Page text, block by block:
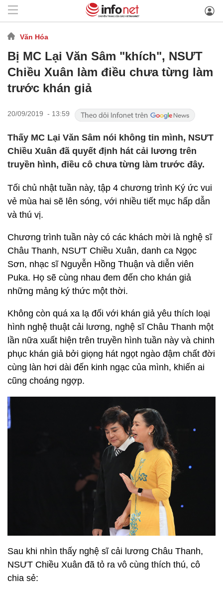
Văn Hóa
Bị MC Lại Văn Sâm "khích", NSƯT
Chiều Xuân làm điều chưa từng làm
trước khán giả
20/09/2019 - 13:59
Thấy MC Lại Văn Sâm nói không tin mình, NSƯT
Chiều Xuân đã quyết định hát cải lương trên
truyền hình, điều cô chưa từng làm trước đây.
Tối chủ nhật tuần này, tập 4 chương trình Ký ức vui
vẻ mùa hai sẽ lên sóng, với nhiều tiết mục hấp dẫn
và thú vị.
Chương trình tuần này có các khách mời là nghệ sĩ
Châu Thanh, NSƯT Chiều Xuân, danh ca Ngọc
Sơn, nhạc sĩ Nguyễn Hồng Thuận và diễn viên
Puka. Họ sẽ cùng nhau đem đến cho khán giả
những mảng ký thức một thời.
Không còn quá xa lạ đối với khán giả yêu thích loại
hình nghệ thuật cải lương, nghệ sĩ Châu Thanh một
lần nữa xuất hiện trên truyền hình tuần này và chinh
phục khán giả bởi giọng hát ngọt ngào đậm chất đời
cùng làn hơi dài đến kinh ngạc của mình, khiến ai
cũng choáng ngợp.
Sau khi nhìn thấy nghệ sĩ cải lương Châu Thanh,
NSƯT Chiều Xuân đã tỏ ra vô cùng thích thú, cô
chia sẻ: